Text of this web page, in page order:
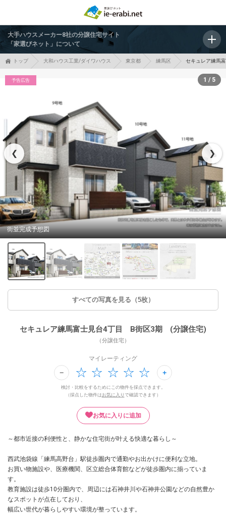
大手ハウスメーカー8社の分譲住宅サイト
「家選びネット」について
トップ 大和ハウス工業/ダイワハウス 東京都 練馬区 セキュレア練馬
予告広告
❮
街並完成予想図
❯
1 / 5
すべての写真を見る（5枚）
セキュレア練馬富士見台4丁目 B街区3期 (分譲住宅)
（分譲住宅）
マイレーティング
検討・比較をするためにこの物件を採点できます。
（採点した物件は お気に入り で確認できます）
お気に入りに追加
～都市近接の利便性と、静かな住宅街が叶える快適な暮らし～
西武池袋線「練馬高野台」駅徒歩圏内で通勤やお出かけに便利な立地。
お買い物施設や、医療機関、区立総合体育館などが徒歩圏内に揃っていま
す。
教育施設は徒歩10分圏内で、周辺には石神井川や石神井公園などの自然豊か
なスポットが点在しており、
幅広い世代が暮らしやすい環境が整っています。